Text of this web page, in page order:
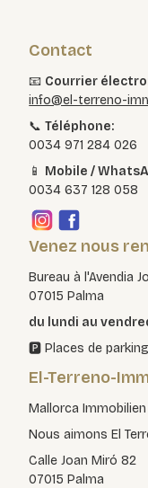
Contact
📧 Courrier
info@el-terreno-
📞Téléphone:
0034 971 284 026
📱 Mobile /
0034 637 128 058
Venez nous
Bureau à l'Avendia
07015 Palma
du lundi au
🅿️ Places de
El-Terreno-
Mallorca Immobilien
Nous aimons El
Calle Joan Miró 82
07015 Palma